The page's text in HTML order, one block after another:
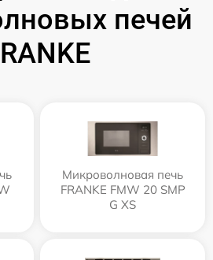
печей
Микроволновая печь
FRANKE FMW 20 SMP
G XS